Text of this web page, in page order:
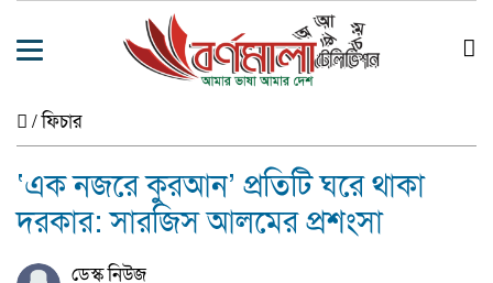
/ফিচার
‘এক নজরে কুরআন’ প্রতিটি ঘরে থাকা
দরকার: সারজিস আলমের প্রশংসা
ডেস্ক নিউজ